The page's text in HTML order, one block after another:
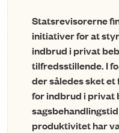
Statsrevisorerne
initiativer for at
indbrud i privat
tilfredsstillende. I
der således sket
for indbrud i privat
produktivitet har